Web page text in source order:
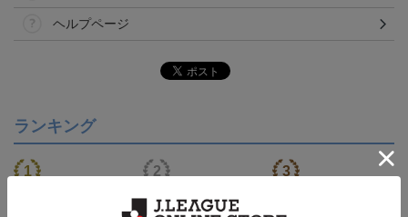
ヘルプページ
ランキング